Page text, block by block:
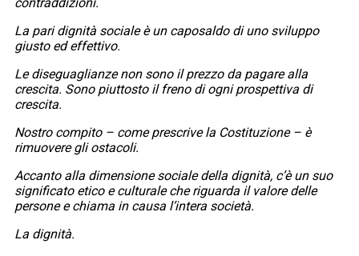
La pari dignità sociale è un caposaldo di uno sviluppo
giusto ed effettivo.
Le diseguaglianze non sono il prezzo da pagare alla
crescita. Sono piuttosto il freno di ogni prospettiva di
crescita.
Nostro compito – come prescrive la Costituzione – è
rimuovere gli ostacoli.
Accanto alla dimensione sociale della dignità, c’è un suo
significato etico e culturale che riguarda il valore delle
persone e chiama in causa l’intera società.
La dignità.